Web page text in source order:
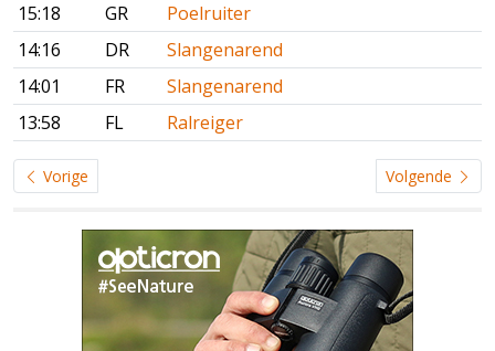
15:18
GR
Poelruiter
14:16
DR
Slangenarend
14:01
FR
Slangenarend
13:58
FL Ralreiger
Vorige Volgende